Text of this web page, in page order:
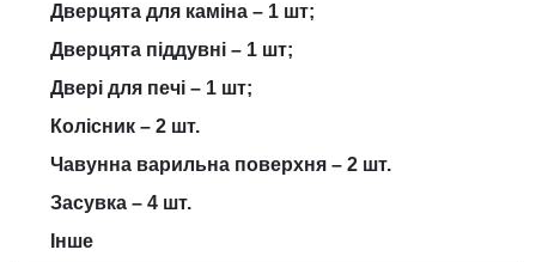
Дверцята для каміна – 1 шт;
Дверцята піддувні – 1 шт;
Двері для печі – 1 шт;
Колісник – 2 шт.
Чавунна варильна поверхня – 2 шт.
Засувка – 4 шт.
Інше